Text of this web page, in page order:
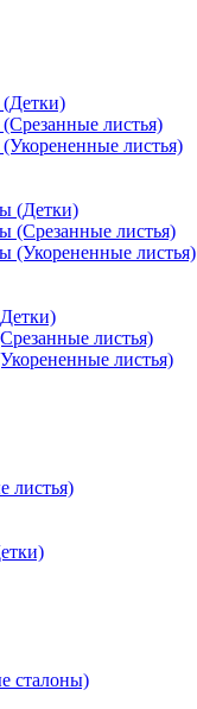
листья)
листья)
(Детки)
листья)
листья)
листья)
листья)
листья)
сталоны)